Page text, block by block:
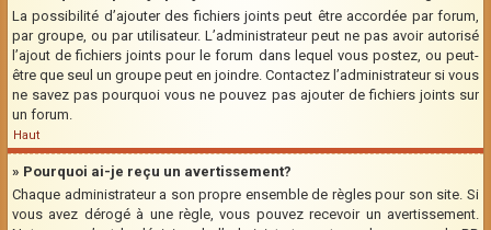
La possibilité d’ajouter des fichiers joints peut être accordée par forum,
par groupe, ou par utilisateur. L’administrateur peut ne pas avoir autorisé
l’ajout de fichiers joints pour le forum dans lequel vous postez, ou peut-
être que seul un groupe peut en joindre. Contactez l’administrateur si vous
ne savez pas pourquoi vous ne pouvez pas ajouter de fichiers joints sur
un forum.
Haut
» Pourquoi ai-je reçu un avertissement?
Chaque administrateur a son propre ensemble de règles pour son site. Si
vous avez dérogé à une règle, vous pouvez recevoir un avertissement.